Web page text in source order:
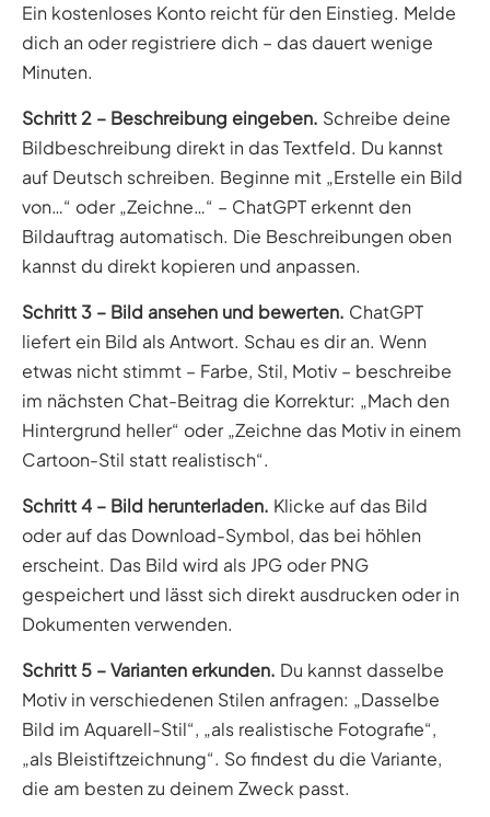
Ein kostenloses Konto reicht für den Einstieg. Melde
dich an oder registriere dich – das dauert wenige
Minuten.
Schritt 2 – Beschreibung eingeben. Schreibe deine
Bildbeschreibung direkt in das Textfeld. Du kannst
auf Deutsch schreiben. Beginne mit „Erstelle ein Bild
von…“ oder „Zeichne…“ – ChatGPT erkennt den
Bildauftrag automatisch. Die Beschreibungen oben
kannst du direkt kopieren und anpassen.
Schritt 3 – Bild ansehen und bewerten. ChatGPT
liefert ein Bild als Antwort. Schau es dir an. Wenn
etwas nicht stimmt – Farbe, Stil, Motiv – beschreibe
im nächsten Chat-Beitrag die Korrektur: „Mach den
Hintergrund heller“ oder „Zeichne das Motiv in einem
Cartoon-Stil statt realistisch“.
Schritt 4 – Bild herunterladen. Klicke auf das Bild
oder auf das Download-Symbol, das bei höhlen
erscheint. Das Bild wird als JPG oder PNG
gespeichert und lässt sich direkt ausdrucken oder in
Dokumenten verwenden.
Schritt 5 – Varianten erkunden. Du kannst dasselbe
Motiv in verschiedenen Stilen anfragen: „Dasselbe
Bild im Aquarell-Stil“, „als realistische Fotografie“,
„als Bleistiftzeichnung“. So findest du die Variante,
die am besten zu deinem Zweck passt.